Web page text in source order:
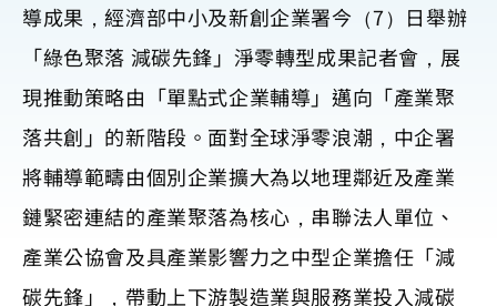
導成果，經濟部中小及新創企業署今（7）日舉辦
「綠色聚落 減碳先鋒」淨零轉型成果記者會，展
現推動策略由「單點式企業輔導」邁向「產業聚
落共創」的新階段。面對全球淨零浪潮，中企署
將輔導範疇由個別企業擴大為以地理鄰近及產業
鏈緊密連結的產業聚落為核心，串聯法人單位、
產業公協會及具產業影響力之中型企業擔任「減
碳先鋒」，帶動上下游製造業與服務業投入減碳